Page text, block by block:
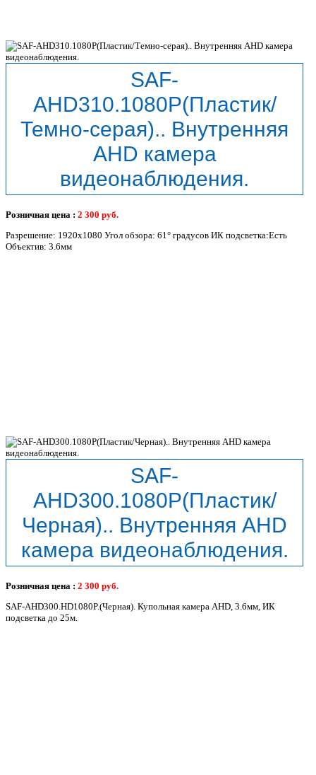
SAF-
AHD310.1080P(Пластик/
Темно-серая).. Внутренняя
AHD камера
видеонаблюдения.
Розничная цена : 2 300 руб.
Разрешение: 1920x1080 Угол обзора: 61° градусов ИК подсветка:Есть
Объектив: 3.6мм
SAF-
AHD300.1080P(Пластик/
Черная).. Внутренняя AHD
камера видеонаблюдения.
Розничная цена : 2 300 руб.
SAF-AHD300.HD1080P.(Черная). Купольная камера AHD, 3.6мм, ИК
подсветка до 25м.